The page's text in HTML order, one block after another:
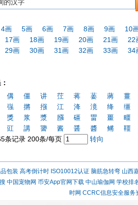
4画 5画 6画 7画 8画 9画
10
17画 18画 19画 20画 21画
22
29画 30画 31画 32画 33画
34
傋 僵 讲 茳 蒋 葁 蔣
薑
嵹 摪 摾 江 洚 滰 绛
缰
獎 浆 漿 膙 礓 畕 畺
疅
豇 講 謽 酱 醤 醬 鳉
韁
条记录 200条/每页
转向
包装 高考倒计时 ISO10012认证 脑筋急转弯 山西
中国宠物网 币安App官网下载 中山瑜伽网 学校排
时网 CCRC信息安全服务